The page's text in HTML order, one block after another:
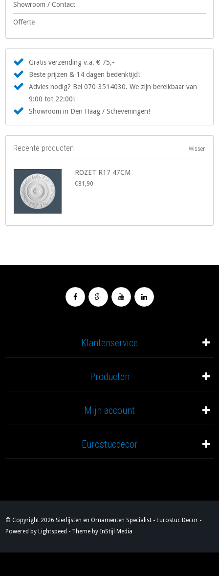
Showroom / Contact
Offerte
Gratis verzending v.a. € 75,-
Beste prijzen & 14 dagen bedenktijd!
Advies nodig? Bel 070-3514030. We zijn bereikbaar van
9:00 tot 22:00!
Showroom in Den Haag / Scheveningen!
Recente producten Wissen
ROZET R17 47CM
€81,90
Klantenservice
Producten
Mijn account
Eurostucdecor
© Copyright 2026 Sierlijsten en Ornamenten Specialist - Eurostuc Decor -
Powered by Lightspeed - Theme by InStijl Media